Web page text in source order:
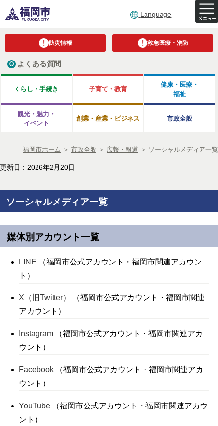
Language
防災情報 救急医療・消防
よくある質問
くらし・手続き 子育て・教育
健康・医療・
福祉
観光・魅力・
イベント
創業・産業・ビジネス 市政全般
福岡市ホーム ＞ 市政全般 ＞ 広報・報道 ＞ ソーシャルメディア一覧
更新日：2026年2月20日
ソーシャルメディア一覧
媒体別アカウント一覧
LINE （福岡市公式アカウント・福岡市関連アカウン
ト）
X（旧Twitter）
（福岡市公式アカウント・福岡市関連
アカウント）
Instagram （福岡市公式アカウント・福岡市関連アカ
ウント）
Facebook （福岡市公式アカウント・福岡市関連アカ
ウント）
YouTube （福岡市公式アカウント・福岡市関連アカウ
ント）